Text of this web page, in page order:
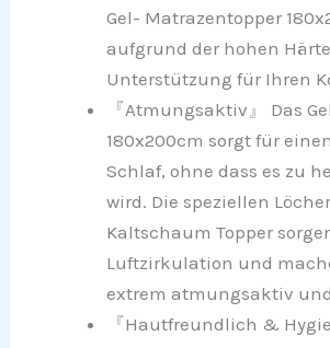
Gel- Matrazentopper
aufgrund der hohen
Unterstützung für Ihren
『Atmungsaktiv』 Das
180x200cm sorgt für
Schlaf, ohne dass es zu
wird. Die speziellen
Kaltschaum Topper
Luftzirkulation und
extrem atmungsaktiv
『Hautfreundlich &